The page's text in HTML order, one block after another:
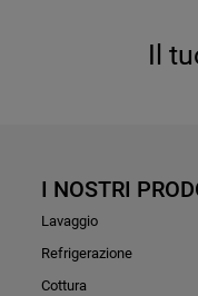
Il
I NOSTRI
Lavaggio
Refrigerazione
Cottura